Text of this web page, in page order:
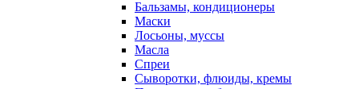
Бальзамы, кондиционеры
Маски
Лосьоны, муссы
Масла
Спреи
Сыворотки, флюиды, кремы